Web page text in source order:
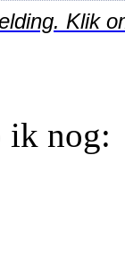
Klik
ik nog: